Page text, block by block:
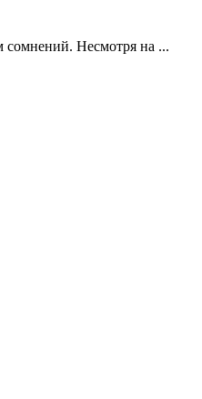
сомнений. Несмотря на ...